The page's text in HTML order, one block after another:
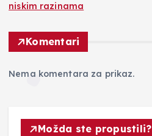
niskim razinama
Komentari
Nema komentara za prikaz.
Možda ste propustili?